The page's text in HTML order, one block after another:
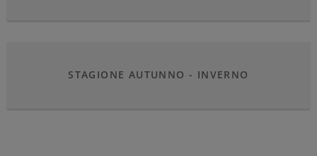
STAGIONE AUTUNNO - INVERNO